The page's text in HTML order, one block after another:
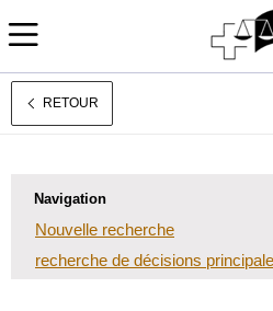
Deutsch
RETOUR
Navigation
Nouvelle recherche
recherche de décisions